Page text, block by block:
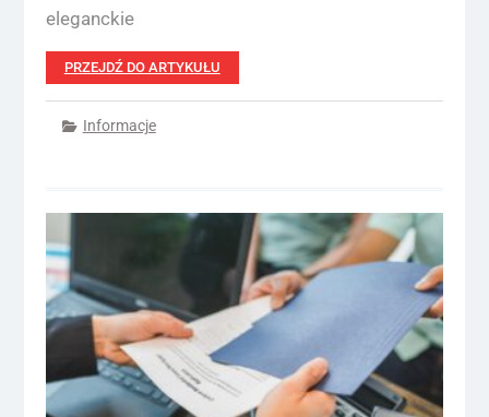
eleganckie
PRZEJDŹ DO ARTYKUŁU
Informacje